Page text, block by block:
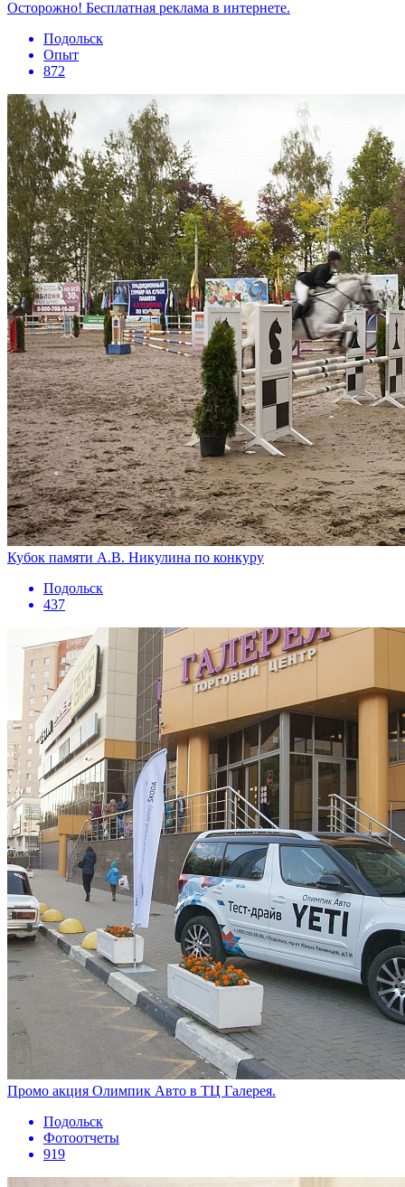
Осторожно! Бесплатная реклама в интернете.
Подольск
Опыт
872
Кубок памяти А.В. Никулина по конкуру
Подольск
437
Промо акция Олимпик Авто в ТЦ Галерея.
Подольск
Фотоотчеты
919